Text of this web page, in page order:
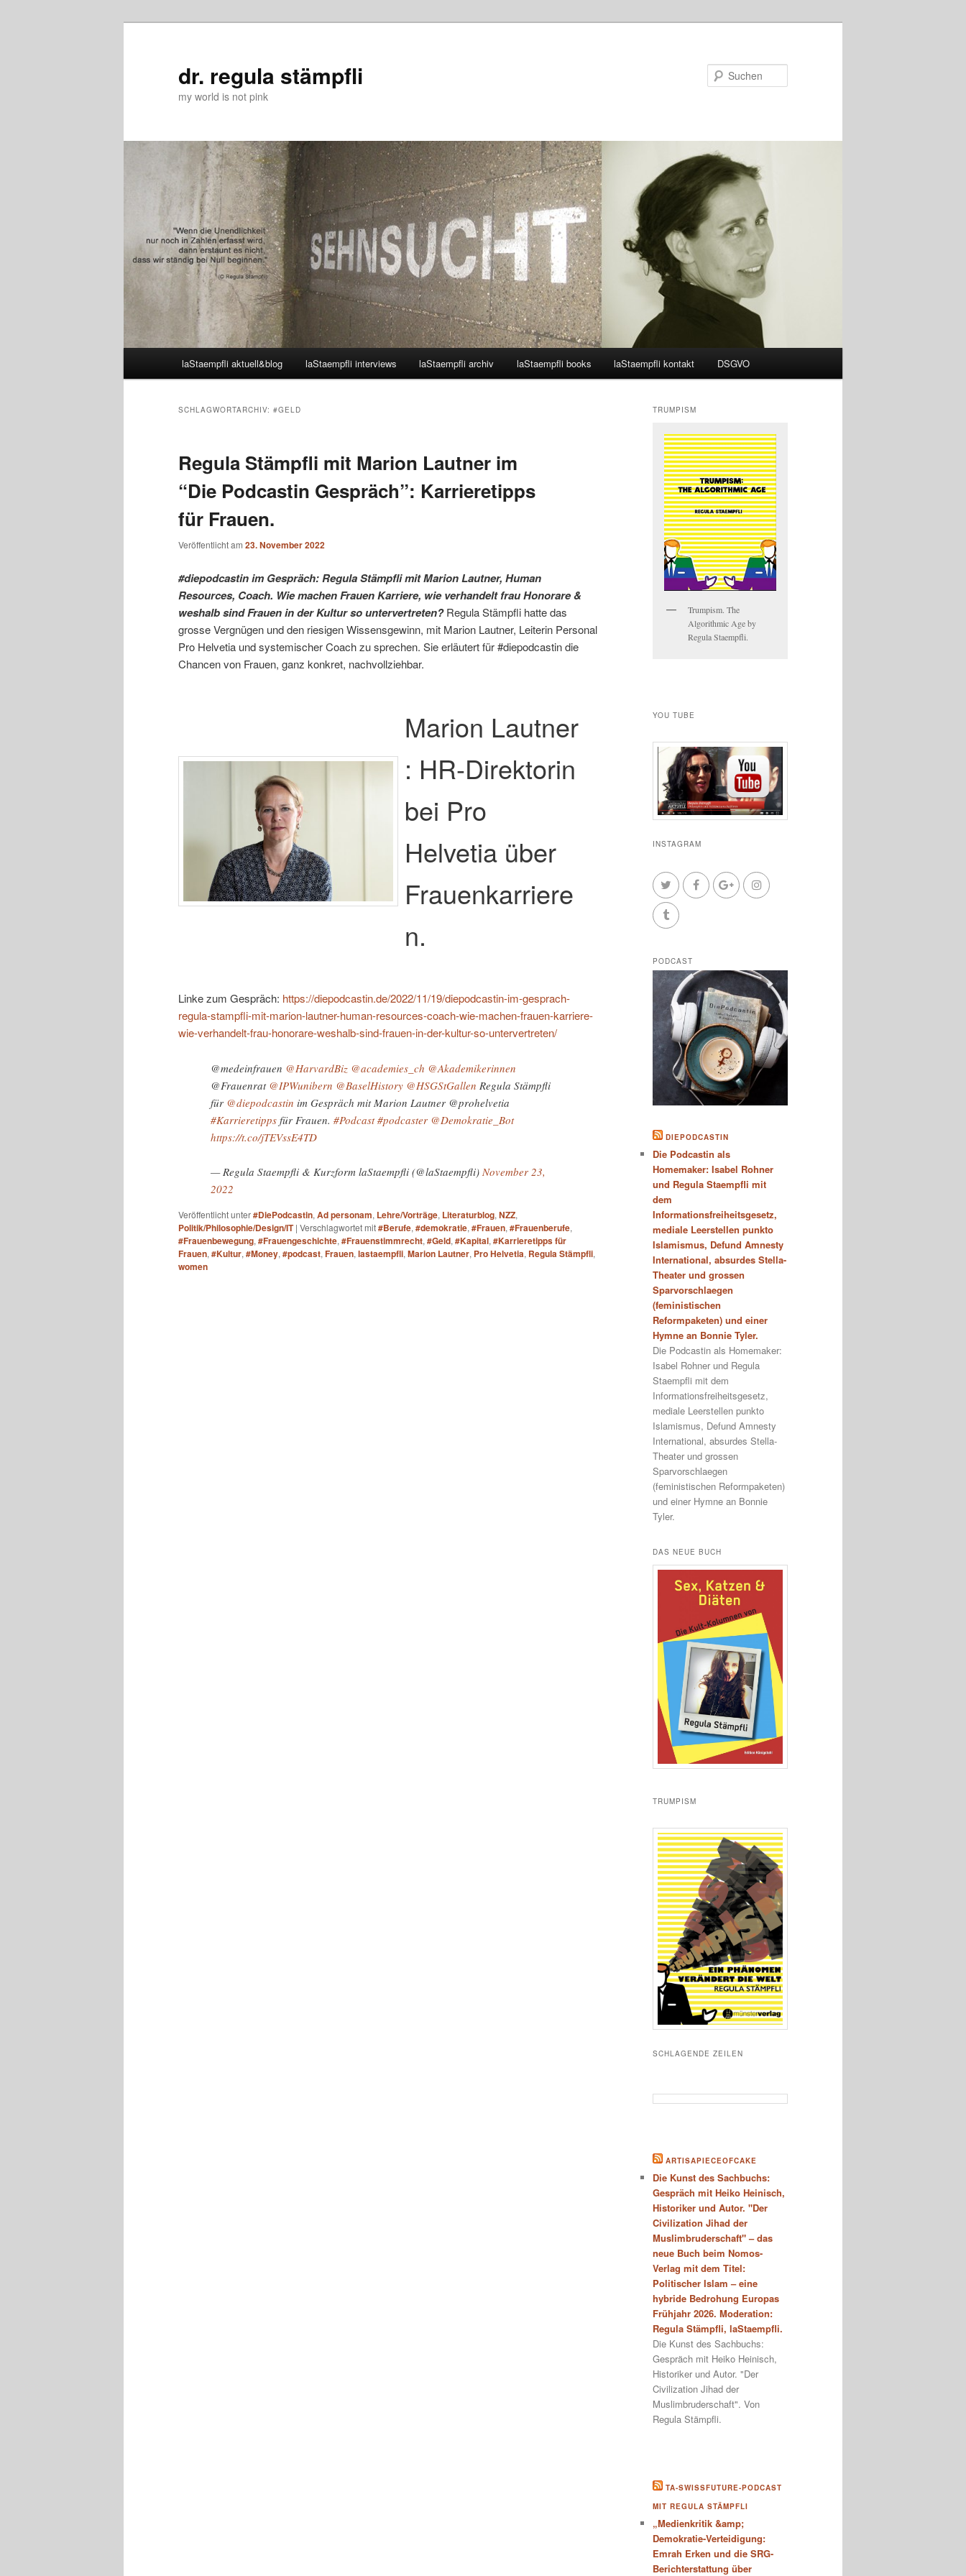
dr. regula stämpfli
my world is not pink
laStaempfli aktuell&blog laStaempfli interviews laStaempfli archiv laStaempfli books laStaempfli kontakt DSGVO
SCHLAGWORTARCHIV: #GELD
Regula Stämpfli mit Marion Lautner im
“Die Podcastin Gespräch”: Karrieretipps
für Frauen.
Veröffentlicht am 23. November 2022
#diepodcastin im Gespräch: Regula Stämpfli mit Marion Lautner, Human
Resources, Coach. Wie machen Frauen Karriere, wie verhandelt frau Honorare &
weshalb sind Frauen in der Kultur so untervertreten?Regula Stämpfli hatte das
grosse Vergnügen und den riesigen Wissensgewinn, mit Marion Lautner, Leiterin Personal
Pro Helvetia und systemischer Coach zu sprechen. Sie erläutert für #diepodcastin die
Chancen von Frauen, ganz konkret, nachvollziehbar.
Marion Lautner
: HR-Direktorin
bei Pro
Helvetia über
Frauenkarriere
n.
Linke zum Gespräch: https://diepodcastin.de/2022/11/19/diepodcastin-im-gesprach-
regula-stampfli-mit-marion-lautner-human-resources-coach-wie-machen-frauen-karriere-
wie-verhandelt-frau-honorare-weshalb-sind-frauen-in-der-kultur-so-untervertreten/
@medeinfrauen @HarvardBiz @academies_ch @Akademikerinnen
@Frauenrat @IPWunibern @BaselHistory @HSGStGallen Regula Stämpfli
für @diepodcastin im Gespräch mit Marion Lautner @prohelvetia
#Karrieretipps für Frauen. #Podcast #podcaster @Demokratie_Bot
https://t.co/jTEVssE4TD
— Regula Staempfli & Kurzform laStaempfli (@laStaempfli) November 23,
2022
Veröffentlicht unter#DiePodcastin, Ad personam, Lehre/Vorträge, Literaturblog, NZZ,
Politik/Philosophie/Design/IT | Verschlagwortet mit#Berufe, #demokratie, #Frauen, #Frauenberufe,
#Frauenbewegung, #Frauengeschichte, #Frauenstimmrecht, #Geld, #Kapital, #Karrieretipps für
Frauen, #Kultur, #Money, #podcast, Frauen, lastaempfli, Marion Lautner, Pro Helvetia, Regula Stämpfli,
women
TRUMPISM
Trumpism. The
Algorithmic Age by
Regula Staempfli.
YOU TUBE
INSTAGRAM
PODCAST
DIEPODCASTIN
Die Podcastin als
Homemaker: Isabel Rohner
und Regula Staempfli mit
dem
Informationsfreiheitsgesetz,
mediale Leerstellen punkto
Islamismus, Defund Amnesty
International, absurdes Stella-
Theater und grossen
Sparvorschlaegen
(feministischen
Reformpaketen) und einer
Hymne an Bonnie Tyler.
Die Podcastin als Homemaker:
Isabel Rohner und Regula
Staempfli mit dem
Informationsfreiheitsgesetz,
mediale Leerstellen punkto
Islamismus, Defund Amnesty
International, absurdes Stella-
Theater und grossen
Sparvorschlaegen
(feministischen Reformpaketen)
und einer Hymne an Bonnie
Tyler.
DAS NEUE BUCH
TRUMPISM
SCHLAGENDE ZEILEN
ARTISAPIECEOFCAKE
Die Kunst des Sachbuchs:
Gespräch mit Heiko Heinisch,
Historiker und Autor. "Der
Civilization Jihad der
Muslimbruderschaft" – das
neue Buch beim Nomos-
Verlag mit dem Titel:
Politischer Islam – eine
hybride Bedrohung Europas
Frühjahr 2026. Moderation:
Regula Stämpfli, laStaempfli.
Die Kunst des Sachbuchs:
Gespräch mit Heiko Heinisch,
Historiker und Autor. "Der
Civilization Jihad der
Muslimbruderschaft". Von
Regula Stämpfli.
TA-SWISSFUTURE-PODCAST
MIT REGULA STÄMPFLI
„Medienkritik &amp;
Demokratie-Verteidigung:
Emrah Erken und die SRG-
Berichterstattung über